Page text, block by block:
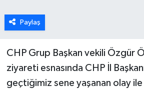
Paylaş
CHP Grup Başkan vekili Özgür
ziyareti esnasında CHP İl
geçtiğimiz sene yaşanan olay ile